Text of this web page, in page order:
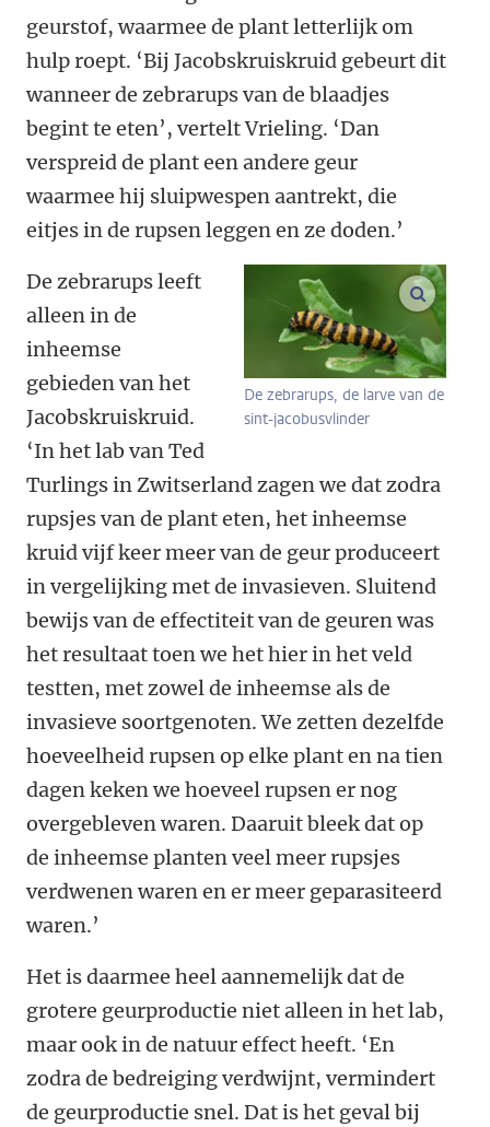
geurstof, waarmee de plant letterlijk om
hulp roept. ‘Bij Jacobskruiskruid gebeurt dit
wanneer de zebrarups van de blaadjes
begint te eten’, vertelt Vrieling. ‘Dan
verspreid de plant een andere geur
waarmee hij sluipwespen aantrekt, die
eitjes in de rupsen leggen en ze doden.’
De zebrarups, de larve van de
sint-jacobusvlinder
De zebrarups leeft
alleen in de
inheemse
gebieden van het
Jacobskruiskruid.
‘In het lab van Ted
Turlings in Zwitserland zagen we dat zodra
rupsjes van de plant eten, het inheemse
kruid vijf keer meer van de geur produceert
in vergelijking met de invasieven. Sluitend
bewijs van de effectiteit van de geuren was
het resultaat toen we het hier in het veld
testten, met zowel de inheemse als de
invasieve soortgenoten. We zetten dezelfde
hoeveelheid rupsen op elke plant en na tien
dagen keken we hoeveel rupsen er nog
overgebleven waren. Daaruit bleek dat op
de inheemse planten veel meer rupsjes
verdwenen waren en er meer geparasiteerd
waren.’
Het is daarmee heel aannemelijk dat de
grotere geurproductie niet alleen in het lab,
maar ook in de natuur effect heeft. ‘En
zodra de bedreiging verdwijnt, vermindert
de geurproductie snel. Dat is het geval bij